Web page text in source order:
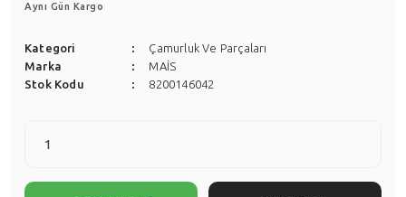
Aynı Gün Kargo
Kategori
Çamurluk Ve Parçaları
Marka
MAİS
Stok Kodu
8200146042